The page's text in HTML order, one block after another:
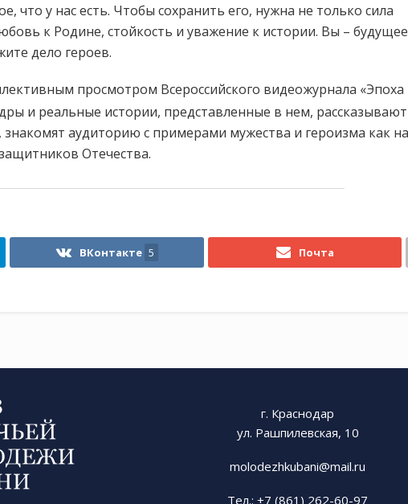
что у нас есть. Чтобы сохранить его, нужна не только сила
к Родине, стойкость и уважение к истории. Вы – будущее
дело героев.
просмотром Всероссийского видеожурнала «Эпоха
и реальные истории, представленные в нем,
аудиторию с примерами мужества и героизма как
Отечества.
ВКонтакте 5 Почта
г. Краснодар
ул. Рашпилевская, 10
molodezhkubani@mail.ru
Тел.: +7 (861) 262-60-97